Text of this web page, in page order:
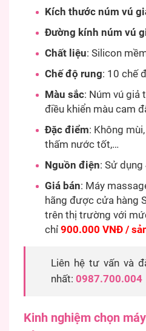
Kích thước núm vú
Đường kính núm vú
Chất liệu: Silicon
Chế độ rung: 10 chế
Màu sắc: Núm vú giả
điều khiển màu cam
Đặc điểm: Không
thấm nước tốt,…
Nguồn điện: Sử dụng
Giá bán: Máy
hãng được cửa hàng
trên thị trường với
chỉ 900.000 VNĐ /
Liên hệ tư vấn và
nhất: 0987.700.004
Kinh nghiệm chọn